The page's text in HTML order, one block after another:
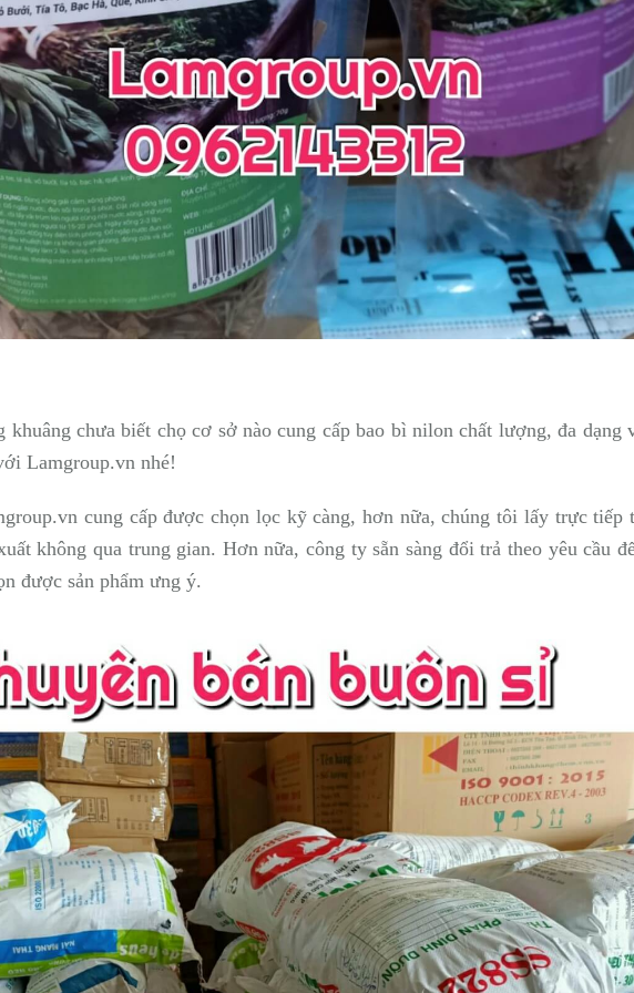
khuâng chưa biết chọ cơ sở nào cung cấp bao bì nilon chất lượng, đa dạng
Lamgroup.vn nhé!
cung cấp được chọn lọc kỹ càng, hơn nữa, chúng tôi lấy trực tiếp
không qua trung gian. Hơn nữa, công ty sẵn sàng đổi trả theo yêu cầu
được sản phẩm ưng ý.